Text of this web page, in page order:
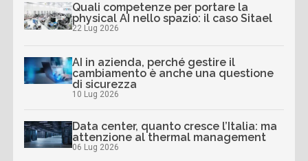
Quali competenze per portare la
physical AI nello spazio: il caso Sitael
22 Lug 2026
AI in azienda, perché gestire il
cambiamento è anche una questione
di sicurezza
10 Lug 2026
Data center, quanto cresce l’Italia: ma
attenzione al thermal management
06 Lug 2026